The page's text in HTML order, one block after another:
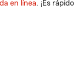
en línea. ¡Es rápido